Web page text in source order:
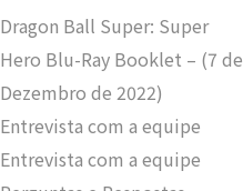
Dragon Ball Super: Super
Hero Blu-Ray Booklet – (7 de
Dezembro de 2022)
Entrevista com a equipe
Entrevista com a equipe